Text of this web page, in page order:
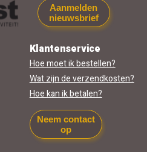
Aanmelden
nieuwsbrief
Klantenservice
Hoe moet ik bestellen?
Wat zijn de verzendkosten?
Hoe kan ik betalen?
Neem contact
op